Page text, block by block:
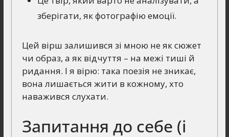
зберігати, як фотографію емоції.
Цей вірш залишився зі мною не як сюжет
чи образ, а як відчуття – на межі тиші й
ридання. І я вірю: така поезія не зникає,
вона лишається жити в кожному, хто
наважився слухати.
Запитання до себе (і